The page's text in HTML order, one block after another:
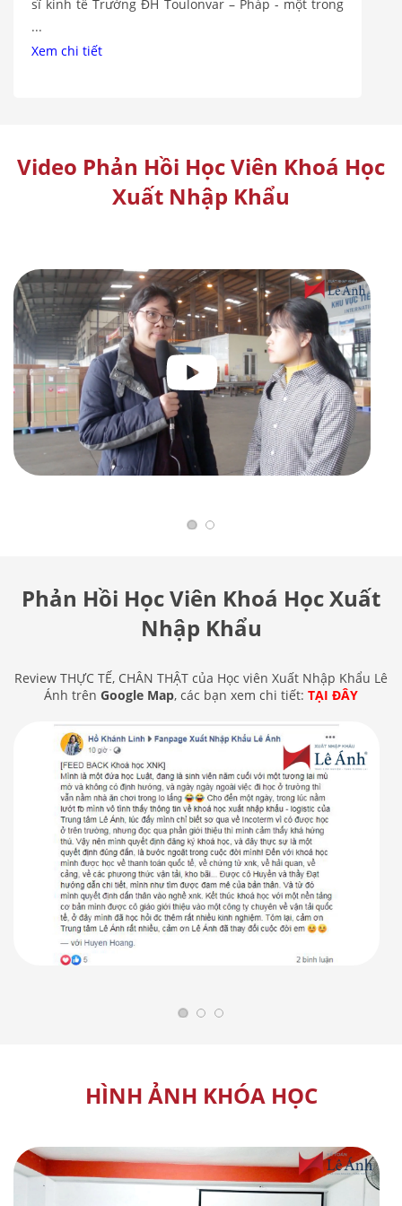
logistics hàng đầu của Nhật Bản tại Việt Nam và ...
Xem chi tiết
Video Phản Hồi Học Viên Khoá Học
Xuất Nhập Khẩu
Phản Hồi Học Viên Khoá Học Xuất
Nhập Khẩu
Review THỰC TẾ, CHÂN THẬT của Học viên Xuất Nhập Khẩu Lê
Ánh trên Google Map, các bạn xem chi tiết: TẠI ĐÂY
HÌNH ẢNH KHÓA HỌC